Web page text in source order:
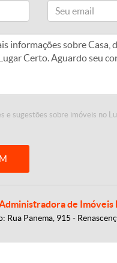
e sugestões sobre imóveis no
de Imóveis
Rua Panema, 915 -